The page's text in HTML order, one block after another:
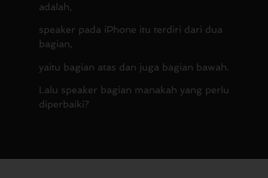
adalah,
speaker pada iPhone itu terdiri dari dua
bagian,
yaitu bagian atas dan juga bagian bawah.
Lalu speaker bagian manakah yang perlu
diperbaiki?